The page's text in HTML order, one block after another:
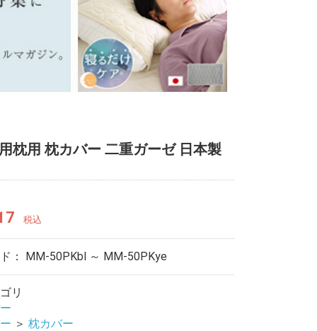
枕用 枕カバー 二重ガーゼ 日本製
税込
： MM-50PKbl ～ MM-50PKye
リ
＞ 枕カバー